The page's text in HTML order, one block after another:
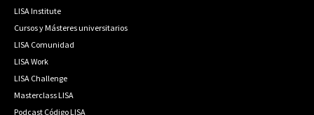
LISA Institute
Cursos y Másteres universitarios
LISA Comunidad
LISA Work
LISA Challenge
Masterclass LISA
Podcast Código LISA